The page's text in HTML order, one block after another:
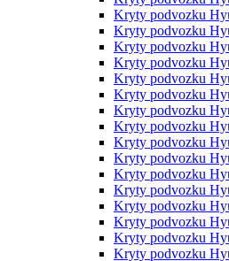
Kryty podvozku
Kryty podvozku
Kryty podvozku
Kryty podvozku
Kryty podvozku
Kryty podvozku
Kryty podvozku
Kryty podvozku
Kryty podvozku
Kryty podvozku
Kryty podvozku
Kryty podvozku
Kryty podvozku
Kryty podvozku
Kryty podvozku
Kryty podvozku